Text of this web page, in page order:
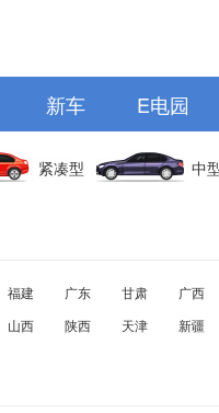
新车 E电园
紧凑型 中
福建 广东 甘肃
广西
山西 陕西 天津 新疆